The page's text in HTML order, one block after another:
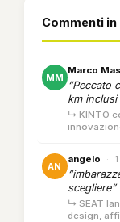
Commenti in
MM
Marco
“Peccato
km inclusi
↳ KINTO
AN
angelo ·
scegliere”
↳ SEAT
design,